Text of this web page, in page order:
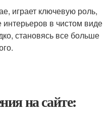
играет ключевую роль,
в чистом виде
становясь все больше
на сайте: